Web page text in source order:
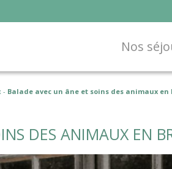
Nos
- Balade avec un âne et soins des animaux en
DES ANIMAUX EN